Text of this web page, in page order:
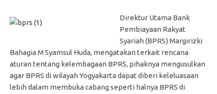
Direktur Utama Bank
Pembiayaan Rakyat
Syariah (BPRS) Margirizki
Bahagia M Syamsul Huda, mengatakan terkait rencana
aturan tentang kelembagaan BPRS, pihaknya mengusulkan
agar BPRS di wilayah Yogyakarta dapat diberi keleluasaan
lebih dalam membuka cabang seperti halnya BPRS di